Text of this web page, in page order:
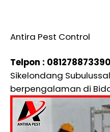
Antira Pest Control
Telpon : 081278873390
Sikelondang
berpengalaman di